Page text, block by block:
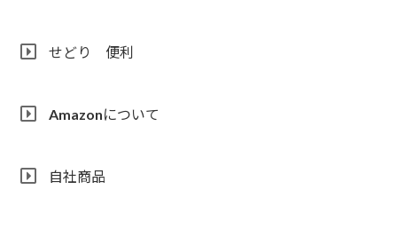
せどり 便利
Amazonについて
自社商品